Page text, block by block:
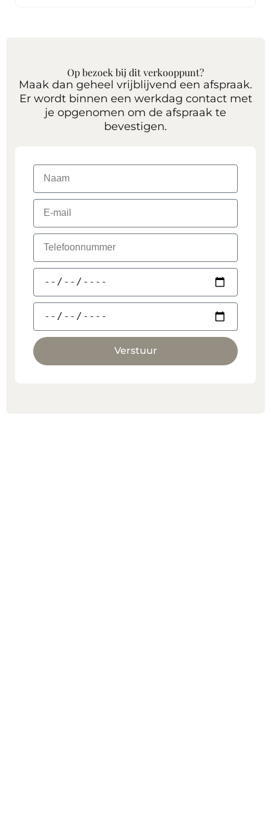
Op bezoek bij dit verkooppunt?
Maak dan geheel vrijblijvend een afspraak.
Er wordt binnen een werkdag contact met
je opgenomen om de afspraak te
bevestigen.
Verstuur